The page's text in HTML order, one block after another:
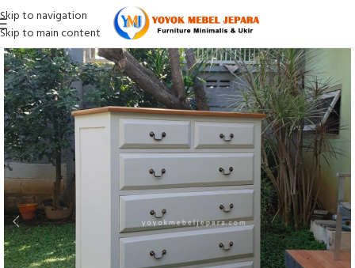
Skip to navigation
Skip to main content